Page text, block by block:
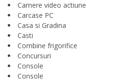
Camere video actiune
Carcase PC
Casa si Gradina
Casti
Combine frigorifice
Concursuri
Console
Console